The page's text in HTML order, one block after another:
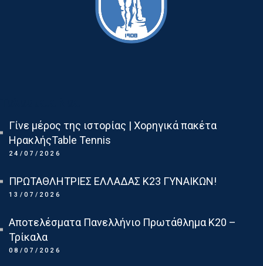
Γίνε μέρος της ιστορίας | Χορηγικά πακέτα
ΗρακλήςTable Tennis
24/07/2026
ΠΡΩΤΑΘΛΗΤΡΙΕΣ ΕΛΛΑΔΑΣ Κ23 ΓΥΝΑΙΚΩΝ!
13/07/2026
Αποτελέσματα Πανελλήνιο Πρωτάθλημα Κ20 –
Τρίκαλα
08/07/2026